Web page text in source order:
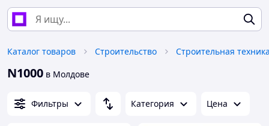
Каталог товаров Строительство
N1000 в Молдове
Фильтры Категория Цена